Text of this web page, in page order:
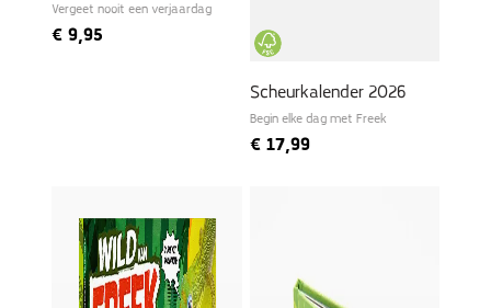
Vergeet nooit een verjaardag
€ 9,95
Scheurkalender 2026
Begin elke dag met Freek
€17,99